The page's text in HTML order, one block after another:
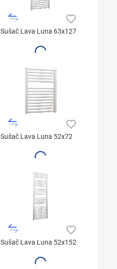
Sušač Lava Luna 63x127
Sušač Lava Luna 52x72
Sušač Lava Luna 52x152